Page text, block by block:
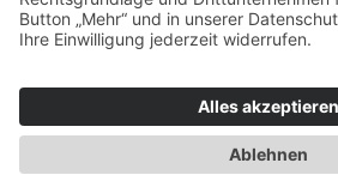
Jetzt Ermittlung starten »
Regional